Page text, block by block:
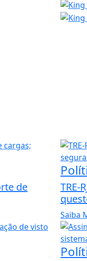
de
TRE-
Saiba